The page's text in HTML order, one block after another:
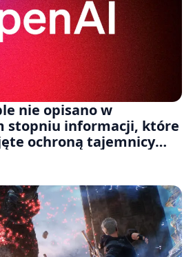
nie opisano w
stopniu informacji, które
ochroną tajemnicy
żąda odrzucenia